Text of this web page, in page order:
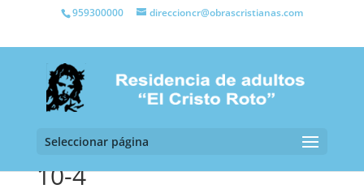
959300000 direccioncr@obrascristianas.com
Seleccionar página
10-4